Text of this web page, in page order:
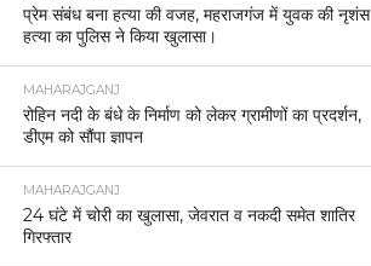
प्रेम संबंध बना हत्या की वजह, महराजगंज में युवक की नृशंस
हत्या का पुलिस ने किया खुलासा।
MAHARAJGANJ
रोहिन नदी के बंधे के निर्माण को लेकर ग्रामीणों का प्रदर्शन,
डीएम को सौंपा ज्ञापन
MAHARAJGANJ
24 घंटे में चोरी का खुलासा, जेवरात व नकदी समेत शातिर
गिरफ्तार